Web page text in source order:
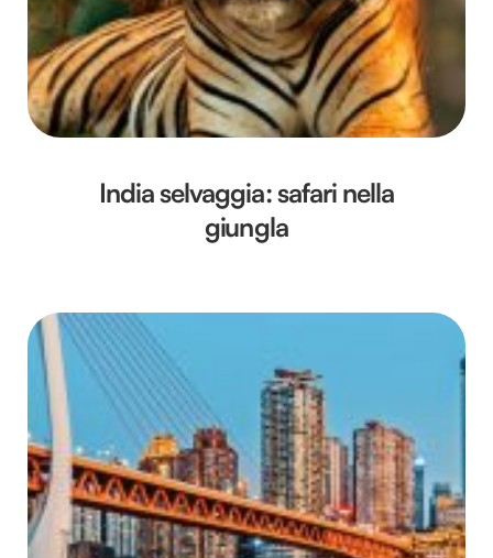
India selvaggia: safari nella
giungla